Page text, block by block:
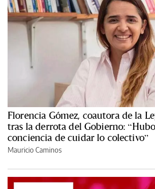
Florencia Gómez, coautora de la
tras la derrota del Gobierno:
conciencia de cuidar lo colectivo”
Mauricio Caminos